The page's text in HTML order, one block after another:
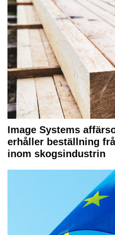
Image Systems
erhåller beställning
inom skogsindustrin